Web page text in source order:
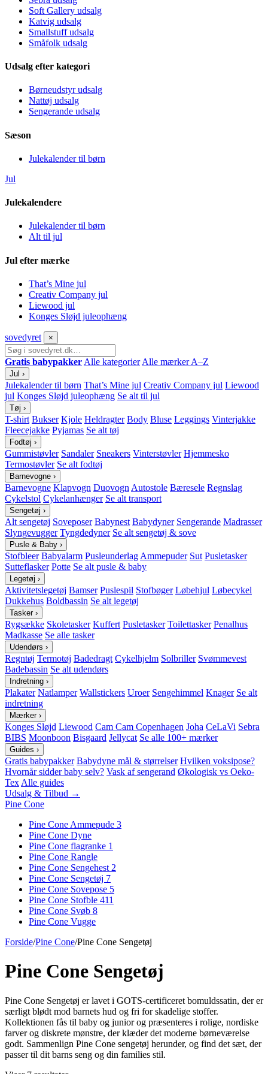
Soft Gallery udsalg
Katvig udsalg
Smallstuff udsalg
Småfolk udsalg
Udsalg efter kategori
Børneudstyr udsalg
Nattøj udsalg
Sengerande udsalg
Sæson
Julekalender til børn
Jul
Julekalendere
Julekalender til børn
Alt til jul
Jul efter mærke
That’s Mine jul
Creativ Company jul
Liewood jul
Konges Sløjd juleophæng
sovedyret ×
Gratis babypakker Alle kategorier Alle mærker A–Z
Jul ›
Julekalender til børn That’s Mine jul Creativ Company jul Liewood
jul Konges Sløjd juleophæng Se alt til jul
Tøj ›
T-shirt Bukser Kjole Heldragter Body Bluse Leggings Vinterjakke
Fleecejakke Pyjamas Se alt tøj
Fodtøj ›
Gummistøvler Sandaler Sneakers Vinterstøvler Hjemmesko
Termostøvler Se alt fodtøj
Barnevogne ›
Barnevogne Klapvogn Duovogn Autostole Bæresele Regnslag
Cykelstol Cykelanhænger Se alt transport
Sengetøj ›
Alt sengetøj Soveposer Babynest Babydyner Sengerande Madrasser
Slyngevugger Tyngdedyner Se alt sengetøj & sove
Pusle & Baby ›
Stofbleer Babyalarm Pusleunderlag Ammepuder Sut Pusletasker
Sutteflasker Potte Se alt pusle & baby
Legetøj ›
Aktivitetslegetøj Bamser Puslespil Stofbøger Løbehjul Løbecykel
Dukkehus Boldbassin Se alt legetøj
Tasker ›
Rygsække Skoletasker Kuffert Pusletasker Toilettasker Penalhus
Madkasse Se alle tasker
Udendørs ›
Regntøj Termotøj Badedragt Cykelhjelm Solbriller Svømmevest
Badebassin Se alt udendørs
Indretning ›
Plakater Natlamper Wallstickers Uroer Sengehimmel Knager Se alt
indretning
Mærker ›
Konges Sløjd Liewood Cam Cam Copenhagen Joha CeLaVi Sebra
BIBS Moonboon Bisgaard Jellycat Se alle 100+ mærker
Guides ›
Gratis babypakker Babydyne mål & størrelser Hvilken voksipose?
Hvornår sidder baby selv? Vask af sengerand Økologisk vs Oeko-
Tex Alle guides
Udsalg & Tilbud →
Pine Cone
Pine Cone Ammepude 3
Pine Cone Dyne
Pine Cone flagranke 1
Pine Cone Rangle
Pine Cone Sengehest 2
Pine Cone Sengetøj 7
Pine Cone Sovepose 5
Pine Cone Stofble 411
Pine Cone Svøb 8
Pine Cone Vugge
Forside/Pine Cone/Pine Cone Sengetøj
Pine Cone Sengetøj
Pine Cone Sengetøj er lavet i GOTS-certificeret bomuldssatin, der er
særligt blødt mod barnets hud og fri for skadelige stoffer.
Kollektionen fås til baby og junior og præsenteres i rolige, nordiske
farver og diskrete mønstre, der klæder det moderne børneværelse
godt. Sammenlign Pine Cone sengetøj herunder, og find det sæt, der
passer til dit barns seng og din families stil.